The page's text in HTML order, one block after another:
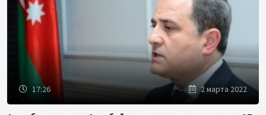
17:26 2 марта 2022